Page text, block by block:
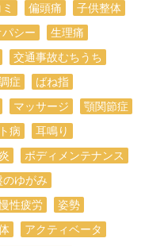
偏頭痛
子供整体
シー
生理痛
交通事故むちうち
症
ばね指
マッサージ
顎関節症
病
耳鳴り
ボディメンテナンス
のゆがみ
性疲労
姿勢
アクティベータ